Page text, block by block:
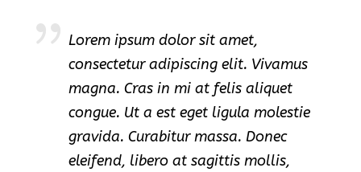
Lorem ipsum dolor sit amet,
consectetur adipiscing elit. Vivamus
magna. Cras in mi at felis aliquet
congue. Ut a est eget ligula molestie
gravida. Curabitur massa. Donec
eleifend, libero at sagittis mollis,